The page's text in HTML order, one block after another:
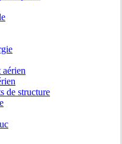
de structure